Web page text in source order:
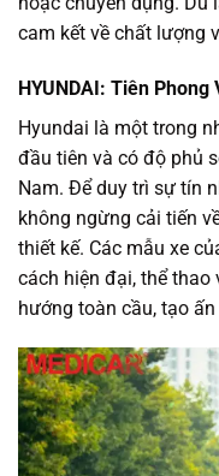
cam kết về chất lượng
HYUNDAI: Tiên
Hyundai là một trong
đầu tiên và có độ phủ
Nam. Để duy trì sự tín
không ngừng cải tiến
thiết kế. Các mẫu xe
cách hiện đại, thể
hướng toàn cầu, tạo